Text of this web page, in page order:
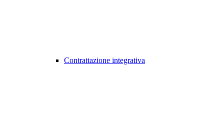
Contrattazione integrativa